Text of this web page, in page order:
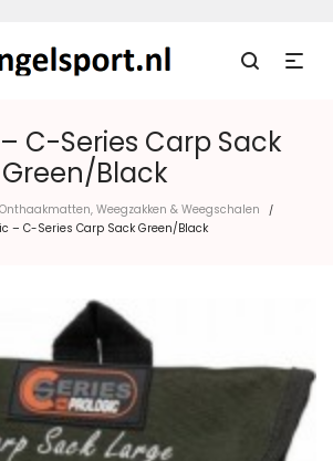
C-Series Carp Sack
Green/Black
Onthaakmatten, Weegzakken & Weegschalen /
– C-Series Carp Sack Green/Black